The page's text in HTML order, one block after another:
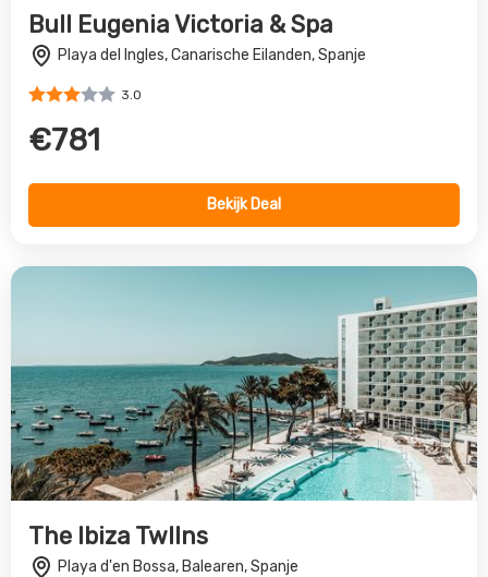
Bull Eugenia Victoria & Spa
Playa del Ingles, Canarische Eilanden, Spanje
3.0
€781
Bekijk Deal
The Ibiza TwIIns
Playa d'en Bossa, Balearen, Spanje